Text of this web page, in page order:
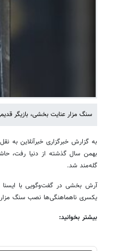
سنگ مزار عنایت بخشی، بازیگر قدیمی
بهمن سال گذشته از دنیا رفت،
گله‌مند شد.
آرش بخشی در گفت‌وگویی با ایسنا
یکسری ناهماهنگی‌ها نصب سنگ مزار
بیشتر بخوانید: